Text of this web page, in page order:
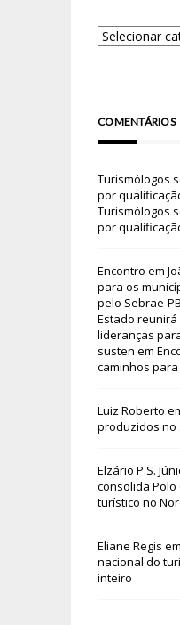
COMENTÁRIOS
Turismólogos
por
Turismólogos
por
Encontro em
para os
pelo Sebrae-
Estado
lideranças
susten em
caminhos
Luiz Roberto
produzidos no
Elzário P.S.
consolida Polo
turístico no
Eliane Regis em
nacional do
inteiro